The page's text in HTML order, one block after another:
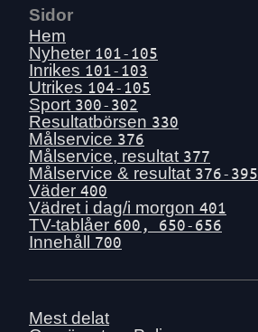
Sidor
Hem
Nyheter 101-105
Inrikes 101-103
Utrikes 104-105
Sport 300-302
Resultatbörsen 330
Målservice 376
Målservice, resultat 377
Målservice & resultat 376-395
Väder 400
Vädret i dag/i morgon 401
TV-tablåer 600, 650-656
Innehåll 700
Mest delat